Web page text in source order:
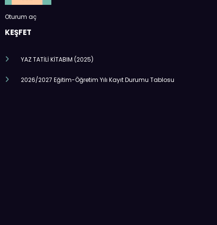
Oturum aç
KEŞFET
YAZ TATİLİ KİTABIM (2025)
2026/2027 Eğitim-Öğretim Yılı Kayıt Durumu Tablosu